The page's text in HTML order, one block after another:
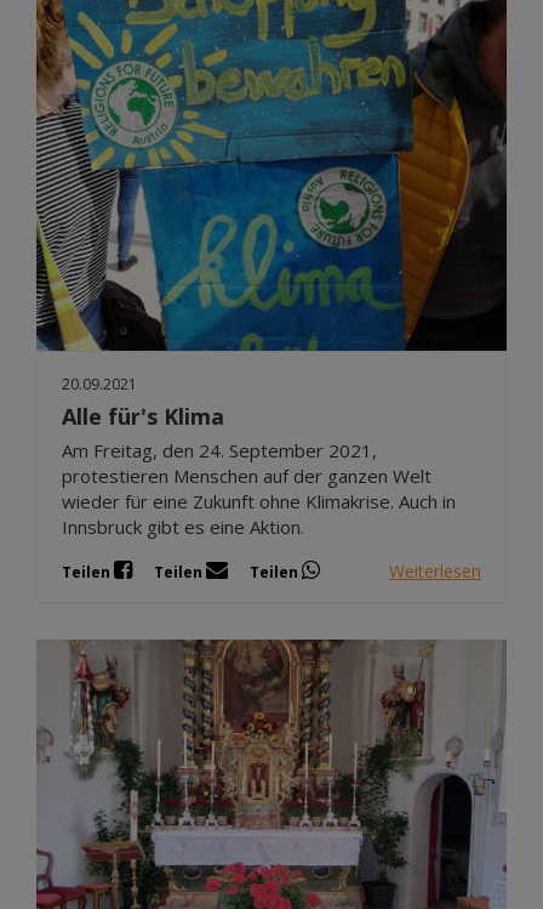
20.09.2021
Alle für's Klima
Am Freitag, den 24. September 2021,
protestieren Menschen auf der ganzen Welt
wieder für eine Zukunft ohne Klimakrise. Auch in
Innsbruck gibt es eine Aktion.
Teilen Teilen Teilen Weiterlesen